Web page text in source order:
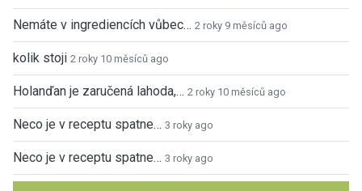
Nemáte v ingrediencích vůbec… 2 roky 9 měsíců ago
kolik stoji 2 roky 10 měsíců ago
Holanďan je zaručená lahoda,… 2 roky 10 měsíců ago
Neco je v receptu spatne… 3 roky ago
Neco je v receptu spatne… 3 roky ago